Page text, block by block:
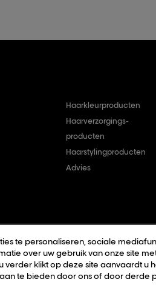
Haarkleurproducten
Haarverzorgings-
producten
Haarstylingproducten
Advies
te personaliseren, sociale
over uw gebruik van onze site
klikt op deze site aanvaardt u
te bieden door ons of door derde